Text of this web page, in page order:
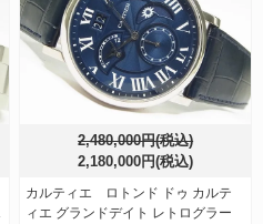
2,480,000円(税込)
2,180,000円(税込)
カルティエ ロトンド ドゥ カルテ
ィエ グランドデイト レトログラー